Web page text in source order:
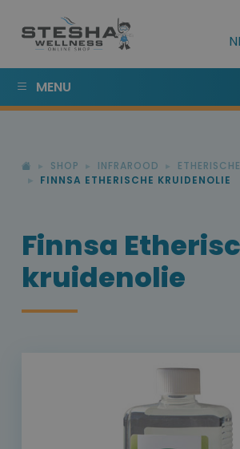
MENU
SHOP INFRAROOD
FINNSA ETHERISCHE KRUIDENOLIE
Finnsa
kruidenolie